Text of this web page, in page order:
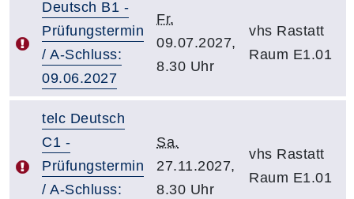
Deutsch B1 -
Prüfungstermin
/ A-Schluss:
09.06.2027
Fr.
09.07.2027,
8.30 Uhr
vhs Rastatt
Raum E1.01
telc Deutsch
C1 -
Prüfungstermin
/ A-Schluss:
Sa.
27.11.2027,
8.30 Uhr
vhs Rastatt
Raum E1.01